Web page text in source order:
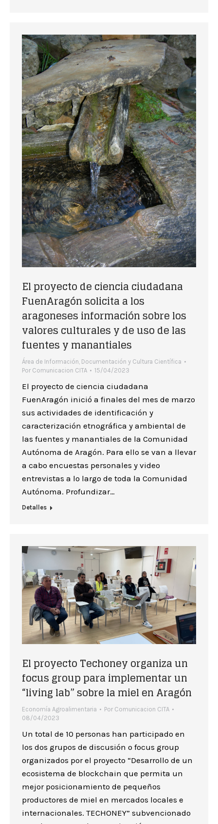
El proyecto de ciencia ciudadana
FuenAragón solicita a los
aragoneses información sobre los
valores culturales y de uso de las
fuentes y manantiales
Área de Información, Documentación y Cultura Científica
Por Comunicacion CITA 15/04/2023
El proyecto de ciencia ciudadana
FuenAragón inició a finales del mes de marzo
sus actividades de identificación y
caracterización etnográfica y ambiental de
las fuentes y manantiales de la Comunidad
Autónoma de Aragón. Para ello se van a llevar
a cabo encuestas personales y video
entrevistas a lo largo de toda la Comunidad
Autónoma. Profundizar…
Detalles
El proyecto Techoney organiza un
focus group para implementar un
“living lab” sobre la miel en Aragón
Economía Agroalimentaria Por Comunicacion CITA
08/04/2023
Un total de 10 personas han participado en
los dos grupos de discusión o focus group
organizados por el proyecto “Desarrollo de un
ecosistema de blockchain que permita un
mejor posicionamiento de pequeños
productores de miel en mercados locales e
internacionales. TECHONEY” subvencionado